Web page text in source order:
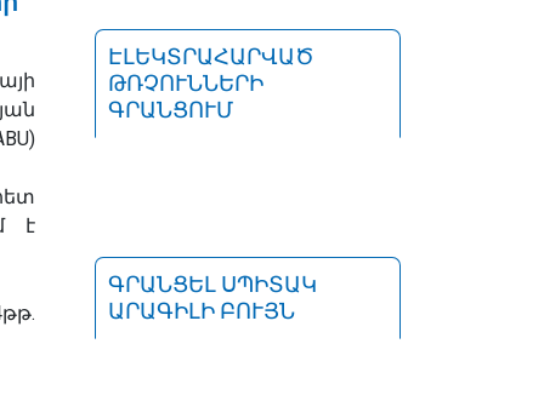
է
ԷԼԵԿՏՐԱՀԱՐՎԱԾ
ԹՌՉՈՒՆՆԵՐԻ
ԳՐԱՆՑՈՒՄ
ԳՐԱՆՑԵԼ ՍՊԻՏԱԿ
ԱՐԱԳԻԼԻ ԲՈՒՅՆ